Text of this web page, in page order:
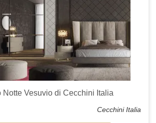
Notte Vesuvio di Cecchini Italia
Cecchini Italia